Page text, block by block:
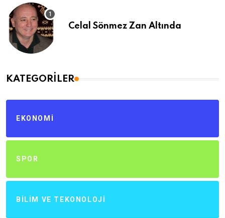
Celal Sönmez Zan Altında
KATEGORILER
EKONOMI
SPOR
BILIM VE TEKONOLOJI